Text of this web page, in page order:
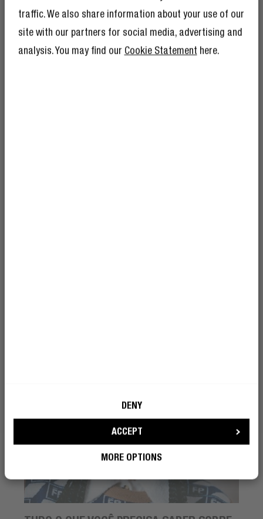
traffic. We also share information about your use of our
site with our partners for social media, advertising and
analysis. You may find our Cookie Statement here.
DENY
ACCEPT
MORE OPTIONS
FONES DE OUVIDO INTRA-AURICULARES